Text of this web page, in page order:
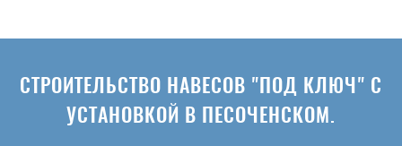
СТРОИТЕЛЬСТВО НАВЕСОВ "ПОД КЛЮЧ" С
УСТАНОВКОЙ В ПЕСОЧЕНСКОМ.